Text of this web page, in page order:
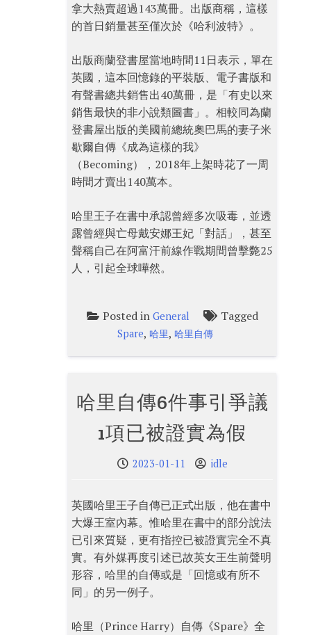
拿大熱賣超過143萬冊。出版商稱，這樣
的首日銷量甚至僅次於《哈利波特》。
出版商蘭登書屋當地時間11日表示，單在
英國，這本回憶錄的平裝版、電子書版和
有聲書總共銷售出40萬冊，是「有史以來
銷售最快的非小說類圖書」。相較同為蘭
登書屋出版的美國前總統奧巴馬的妻子米
歇爾自傳《成為這樣的我》
（Becoming），2018年上架時花了一周
時間才賣出140萬本。
哈里王子在書中承認曾經多次吸毒，並透
露曾經與亡母戴安娜王妃「對話」，甚至
聲稱自己在阿富汗前線作戰期間曾擊斃25
人，引起全球嘩然。
Posted in General Tagged
Spare,哈里,哈里自傳
哈里自傳6件事引爭議
1項已被證實為假
2023-01-11 idle
英國哈里王子自傳已正式出版，他在書中
大爆王室內幕。惟哈里在書中的部分說法
已引來質疑，更有指控已被證實完全不真
實。有外媒再度引述已故英女王生前聲明
形容，哈里的自傳或是「回憶或有所不
同」的另一例子。
哈里（Prince Harry）自傳《Spare》全